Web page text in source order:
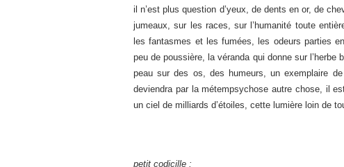
il n’est plus question d’yeux, de dents en or, de
jumeaux, sur les races, sur l’humanité toute
les fantasmes et les fumées, les odeurs parties
peu de poussière, la véranda qui donne sur
peau sur des os, des humeurs, un exemplaire
deviendra par la métempsychose autre chose, il
un ciel de milliards d’étoiles, cette lumière loin de
petit codicille :